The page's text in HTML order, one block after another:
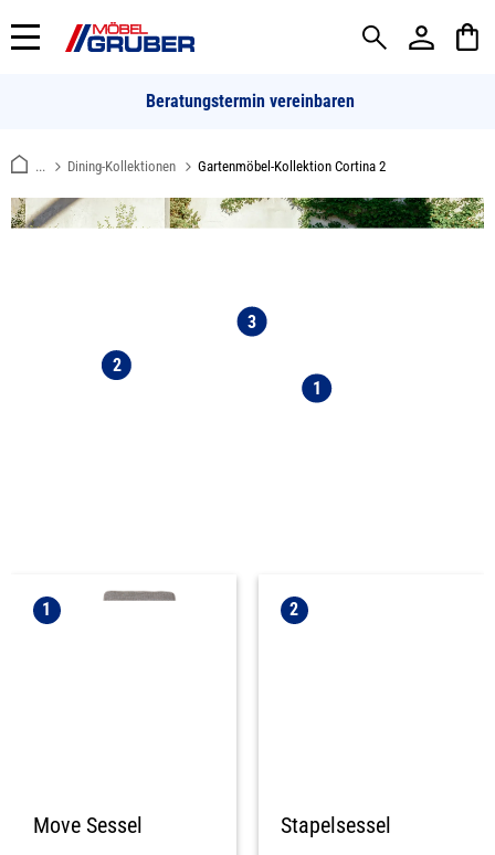
springen
Beratungstermin vereinbaren
... Dining-Kollektionen Gartenmöbel-Kollektion Cortina 2
1
2
3
1
Move Sessel
2
Stapelsessel